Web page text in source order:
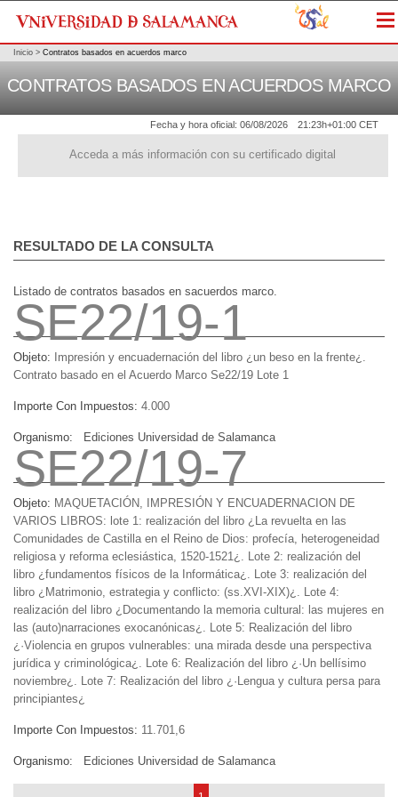
Fecha y hora oficial: 06/08/2026 21:23h+01:00 CET
Acceda a más información con su certificado digital
Inicio > Contratos basados en acuerdos marco
CONTRATOS BASADOS EN ACUERDOS MARCO
RESULTADO DE LA CONSULTA
Listado de contratos basados en sacuerdos marco.
SE22/19-1
Objeto:
Impresión y encuadernación del libro ¿un beso en la frente¿.
Contrato basado en el Acuerdo Marco Se22/19 Lote 1
Importe Con Impuestos: 4.000
Organismo: Ediciones Universidad de Salamanca
SE22/19-7
Objeto: MAQUETACIÓN, IMPRESIÓN Y ENCUADERNACION DE
VARIOS LIBROS: lote 1: realización del libro ¿La revuelta en las
Comunidades de Castilla en el Reino de Dios: profecía, heterogeneidad
religiosa y reforma eclesiástica, 1520-1521¿. Lote 2: realización del
libro ¿fundamentos físicos de la Informática¿. Lote 3: realización del
libro ¿Matrimonio, estrategia y conflicto: (ss.XVI-XIX)¿. Lote 4:
realización del libro ¿Documentando la memoria cultural: las mujeres en
las (auto)narraciones exocanónicas¿. Lote 5: Realización del libro
¿·Violencia en grupos vulnerables: una mirada desde una perspectiva
jurídica y criminológica¿. Lote 6: Realización del libro ¿·Un bellísimo
noviembre¿. Lote 7: Realización del libro ¿·Lengua y cultura persa para
principiantes¿
Importe Con Impuestos: 11.701,6
Organismo: Ediciones Universidad de Salamanca